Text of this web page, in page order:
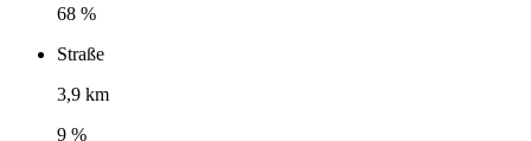
68 %
Straße
3,9 km
9 %